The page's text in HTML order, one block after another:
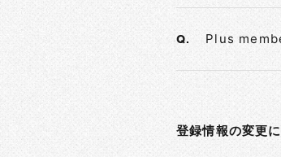
Q. Plus
登録情報の変更